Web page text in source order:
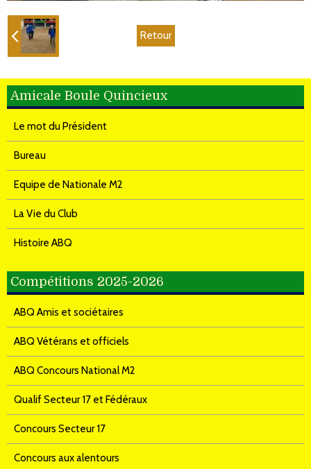
Retour
Amicale Boule Quincieux
Le mot du Président
Bureau
Equipe de Nationale M2
La Vie du Club
Histoire ABQ
Compétitions 2025-2026
ABQ Amis et sociétaires
ABQ Vétérans et officiels
ABQ Concours National M2
Qualif Secteur 17 et Fédéraux
Concours Secteur 17
Concours aux alentours